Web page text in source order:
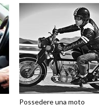
Possedere una moto